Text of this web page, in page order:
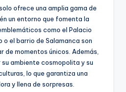
ofrece una amplia gama de
un entorno que fomenta la
como el Palacio
o el barrio de Salamanca son
momentos únicos. Además,
ambiente cosmopolita y su
lo que garantiza una
y llena de sorpresas.